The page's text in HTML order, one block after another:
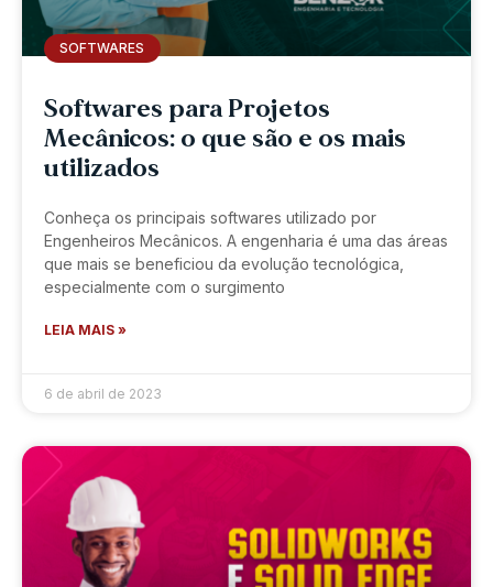
SOFTWARES
Softwares para Projetos
Mecânicos: o que são e os mais
utilizados
Conheça os principais softwares utilizado por
Engenheiros Mecânicos. A engenharia é uma das áreas
que mais se beneficiou da evolução tecnológica,
especialmente com o surgimento
LEIA MAIS »
6 de abril de 2023